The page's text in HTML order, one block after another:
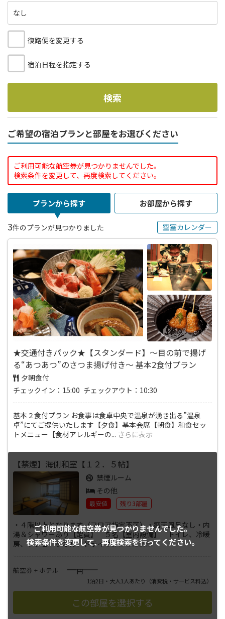
なし
復路便を変更する
宿泊日程を指定する
検索
ご希望の宿泊プランと部屋をお選びください
ご利用可能な航空券が見つかりませんでした。
検索条件を変更して、再度検索してください。
プランから探す お部屋から探す
3件のプランが見つかりました 空室カレンダー
★交通付きパック★【スタンダード】～目の前で揚げ
る“あつあつ”のさつま揚げ付き～ 基本2食付プラン
夕朝食付
チェックイン：15:00 チェックアウト：10:30
基本２食付プラン お食事は食卓中央で温泉が湧き出る”温泉
卓”にてご提供いたします【夕食】基本会席【朝食】和食セッ
トメニュー【食材アレルギーの... さらに表示
ご利用可能な航空券が見つかりませんでした。
検索条件を変更して、再度検索を行ってください。
【禁煙】海側和室【１２．５帖】
禁煙ルーム
その他
最安値 残り3部屋
・４階以上となります（フロア指定不可）・露天風呂なし・内
湯＆シャワーあり【定員】 ５名【室内設備】 トイレ、冷暖
房、テレビ タオル、ドライヤ...さらに表示
航空券 + ホテル ――――円
1泊2日・大人1人あたり （消費税・サービス料込）